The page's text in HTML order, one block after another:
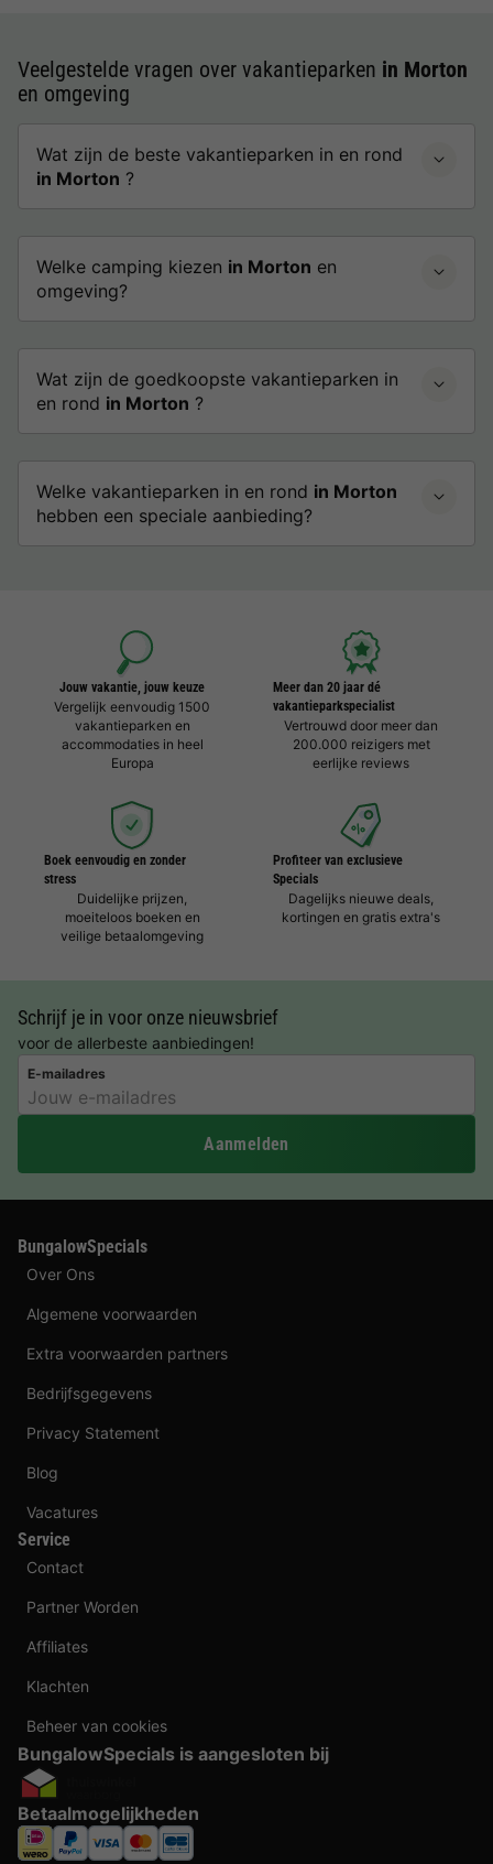
Veelgestelde vragen over vakantieparken in Morton
en omgeving
Wat zijn de beste vakantieparken in en rond
in Morton ?
Welke camping kiezen in Morton en
omgeving?
Wat zijn de goedkoopste vakantieparken in
en rond in Morton ?
Welke vakantieparken in en rond in Morton
hebben een speciale aanbieding?
Jouw vakantie, jouw keuze
Vergelijk eenvoudig 1500
vakantieparken en
accommodaties in heel
Europa
Meer dan 20 jaar dé
vakantieparkspecialist
Vertrouwd door meer dan
200.000 reizigers met
eerlijke reviews
Boek eenvoudig en zonder
stress
Duidelijke prijzen,
moeiteloos boeken en
veilige betaalomgeving
Profiteer van exclusieve
Specials
Dagelijks nieuwe deals,
kortingen en gratis extra's
Schrijf je in voor onze nieuwsbrief
voor de allerbeste aanbiedingen!
E-mailadres
Aanmelden
BungalowSpecials
Over Ons
Algemene voorwaarden
Extra voorwaarden partners
Bedrijfsgegevens
Privacy Statement
Blog
Vacatures
Service
Contact
Partner Worden
Affiliates
Klachten
Beheer van cookies
BungalowSpecials is aangesloten bij
Betaalmogelijkheden